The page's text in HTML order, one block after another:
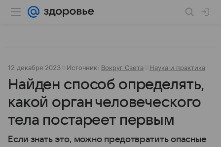
12 декабря 2023 Источник: Вокруг Света Наука и практика
Найден способ определять,
какой орган человеческого
тела постареет первым
Если знать это, можно предотвратить опасные